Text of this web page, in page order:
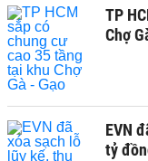
TP
Chợ
EVN
tỷ